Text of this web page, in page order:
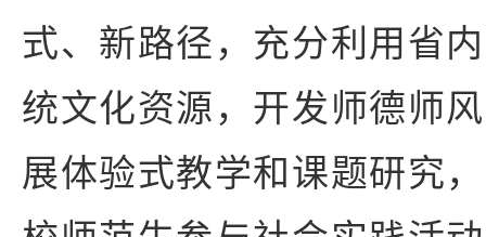
式、新路径，充分利用省
统文化资源，开发师德师
展体验式教学和课题研究